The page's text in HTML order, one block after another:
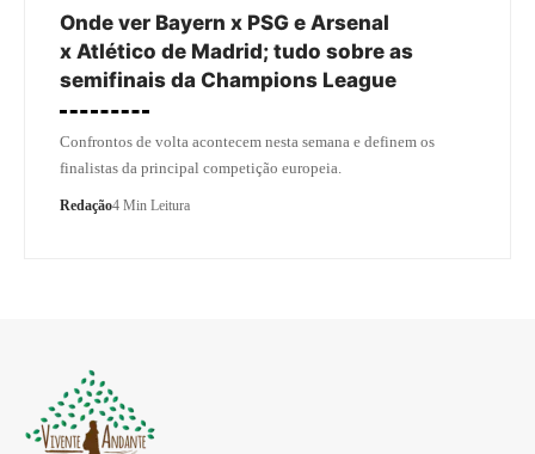
Onde ver Bayern x PSG e Arsenal
x Atlético de Madrid; tudo sobre as
semifinais da Champions League
Confrontos de volta acontecem nesta semana e definem os
finalistas da principal competição europeia.
Redação4 Min Leitura